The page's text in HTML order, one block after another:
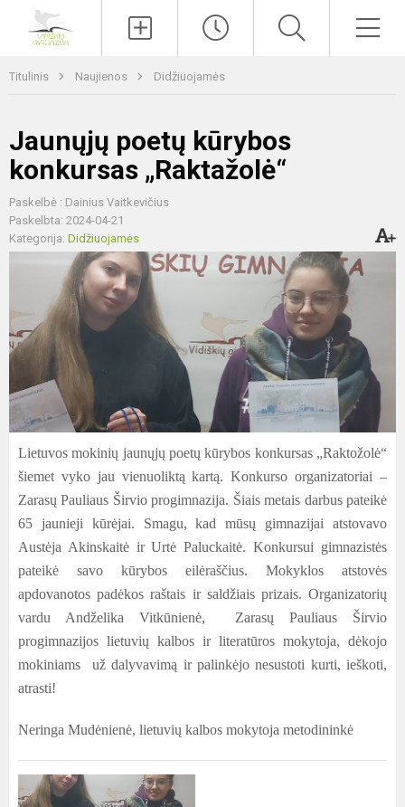
Titulinis Naujienos Didžiuojamės
Jaunųjų poetų kūrybos
konkursas „Raktažolė“
Paskelbė : Dainius Vaitkevičius
Paskelbta: 2024-04-21
Kategorija: Didžiuojamės
Lietuvos mokinių jaunųjų poetų kūrybos konkursas „Raktožolė“
šiemet vyko jau vienuoliktą kartą.Konkurso organizatoriai –
Zarasų Pauliaus Širvio progimnazija. Šiais metais darbus pateikė
65 jaunieji kūrėjai. Smagu, kad mūsų gimnazijai atstovavo
Austėja Akinskaitė ir Urtė Paluckaitė. Konkursui gimnazistės
pateikė savo kūrybos eilėraščius. Mokyklos atstovės
apdovanotos padėkos raštais ir saldžiais prizais. Organizatorių
vardu Andželika Vitkūnienė, Zarasų Pauliaus Širvio
progimnazijos lietuvių kalbos ir literatūros mokytoja, dėkojo
mokiniams už dalyvavimą ir palinkėjo nesustoti kurti, ieškoti,
atrasti!
Neringa Mudėnienė, lietuvių kalbos mokytoja metodininkė